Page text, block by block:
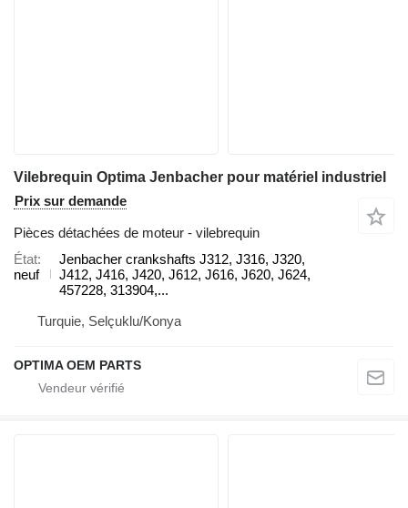
Vilebrequin Optima Jenbacher pour matériel industriel
Prix sur demande
Pièces détachées de moteur - vilebrequin
État
neuf
Jenbacher crankshafts J312, J316, J320,
J412, J416, J420, J612, J616, J620, J624,
457228, 313904,...
Turquie, Selçuklu/Konya
OPTIMA OEM PARTS